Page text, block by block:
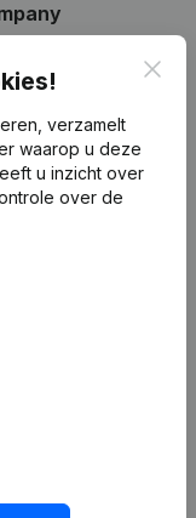
(Nieuwe
Bijkantoor,
verzamelt
waarop u deze
u inzicht over
over de